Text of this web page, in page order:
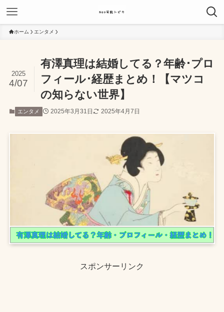
ホーム エンタメ
有澤真理は結婚してる？年齢･プロ
フィール･経歴まとめ！【マツコ
の知らない世界】
2025
4/07
エンタメ 2025年3月31日 2025年4月7日
スポンサーリンク